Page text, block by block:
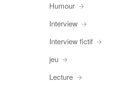
Humour
Interview
Interview fictif
jeu
Lecture